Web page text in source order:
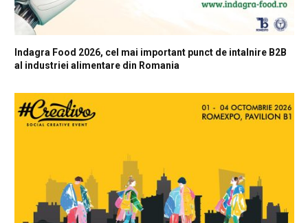
Indagra Food 2026, cel mai important punct de intalnire B2B
al industriei alimentare din Romania